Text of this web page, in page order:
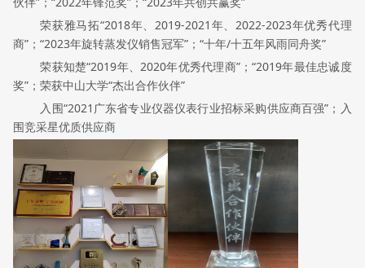
荣获雅马拓“2018年、2019-2021年、2022-2023年优秀代理
商”；“2023年旋转蒸发仪销售冠军”；“十年/十五年风雨同舟奖”
荣获知楚“2019年、2020年优秀代理商”； “2019年最佳忠诚度
奖”；荣获中山大学“杰出合作伙伴”
入围“2021广东省专业仪器仪表行业招标采购供应商百强”； 入
围竞采星优质供应商